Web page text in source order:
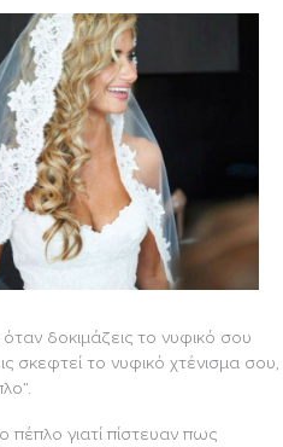
δοκιμάζεις το νυφικό σου
σκεφτεί το νυφικό χτένισμα σου,
πέπλο γιατί πίστευαν πως